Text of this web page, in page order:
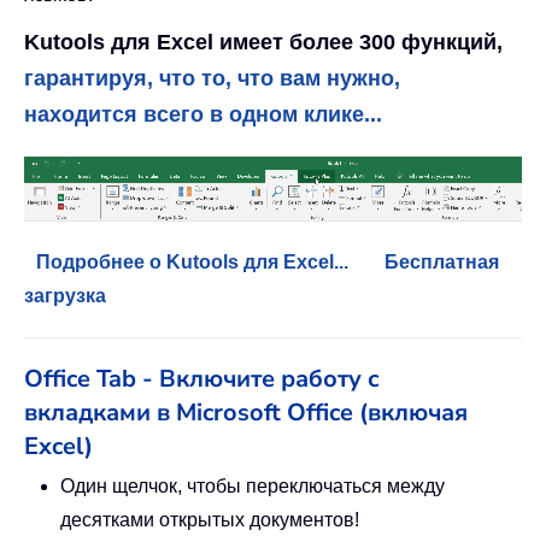
Kutools для Excel имеет более 300 функций,
гарантируя, что то, что вам нужно,
находится всего в одном клике...
Подробнее о Kutools для Excel...
Бесплатная
загрузка
Office Tab - Включите работу с
вкладками в Microsoft Office (включая
Excel)
Один щелчок, чтобы переключаться между
десятками открытых документов!